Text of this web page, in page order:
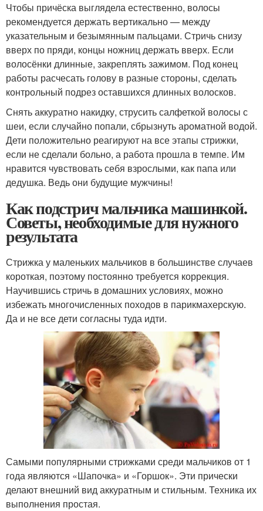
Чтобы причёска выглядела естественно, волосы
рекомендуется держать вертикально — между
указательным и безымянным пальцами. Стричь снизу
вверх по пряди, концы ножниц держать вверх. Если
волосёнки длинные, закреплять зажимом. Под конец
работы расчесать голову в разные стороны, сделать
контрольный подрез оставшихся длинных волосков.
Снять аккуратно накидку, струсить салфеткой волосы с
шеи, если случайно попали, сбрызнуть ароматной водой.
Дети положительно реагируют на все этапы стрижки,
если не сделали больно, а работа прошла в темпе. Им
нравится чувствовать себя взрослыми, как папа или
дедушка. Ведь они будущие мужчины!
Как подстрич мальчика машинкой.
Советы, необходимые для нужного
результата
Стрижка у маленьких мальчиков в большинстве случаев
короткая, поэтому постоянно требуется коррекция.
Научившись стричь в домашних условиях, можно
избежать многочисленных походов в парикмахерскую.
Да и не все дети согласны туда идти.
Самыми популярными стрижками среди мальчиков от 1
года являются «Шапочка» и «Горшок». Эти прически
делают внешний вид аккуратным и стильным. Техника их
выполнения простая.